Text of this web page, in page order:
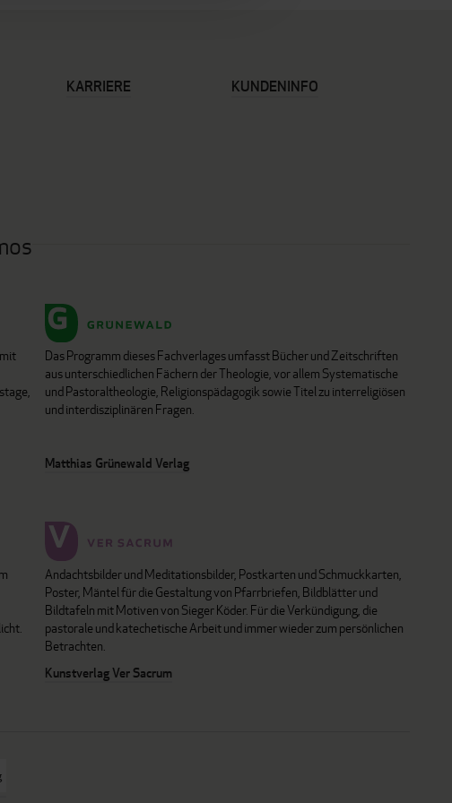
KARRIERE KUNDENINFO
Das Programm dieses Fachverlages umfasst Bücher und Zeitschriften
aus unterschiedlichen Fächern der Theologie, vor allem Systematische
und Pastoraltheologie, Religionspädagogik sowie Titel zu interreligiösen
und interdisziplinären Fragen.
Matthias Grünewald Verlag
Andachtsbilder und Meditationsbilder, Postkarten und Schmuckkarten,
Poster, Mäntel für die Gestaltung von Pfarrbriefen, Bildblätter und
Bildtafeln mit Motiven von Sieger Köder. Für die Verkündigung, die
pastorale und katechetische Arbeit und immer wieder zum persönlichen
Betrachten.
Kunstverlag Ver Sacrum